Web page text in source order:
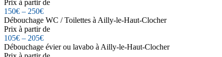
Prix à partir de
150€ – 250€
Débouchage WC / Toilettes à Ailly-le-Haut-Clocher
Prix à partir de
105€ – 205€
Débouchage évier ou lavabo à Ailly-le-Haut-Clocher